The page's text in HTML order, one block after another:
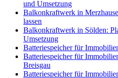
und Umsetzung
Balkonkraftwerk in
lassen
Balkonkraftwerk in Sölden:
Umsetzung
Batteriespeicher für
Batteriespeicher für
Breisgau
Batteriespeicher für